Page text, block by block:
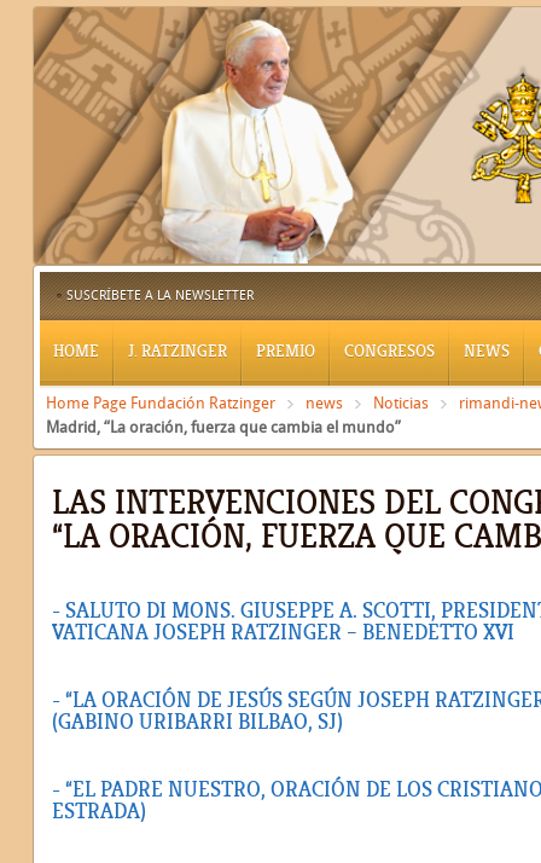
SUSCRÍBETE A LA NEWSLETTER
HOME J. RATZINGER PREMIO CONGRESOS NEWS
Home Page Fundación Ratzinger news Noticias
rimandi-
Madrid, “La oración, fuerza que cambia el mundo”
LAS INTERVENCIONES DEL
“LA ORACIÓN, FUERZA QUE
- SALUTO DI MONS. GIUSEPPE A. SCOTTI,
VATICANA JOSEPH RATZINGER – BENEDETTO XVI
- “LA ORACIÓN DE JESÚS SEGÚN JOSEPH
(GABINO URIBARRI BILBAO, SJ)
- “EL PADRE NUESTRO, ORACIÓN DE LOS
ESTRADA)